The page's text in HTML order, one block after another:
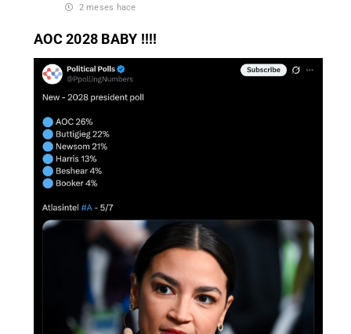
2 meses hace
AOC 2028 BABY !!!!